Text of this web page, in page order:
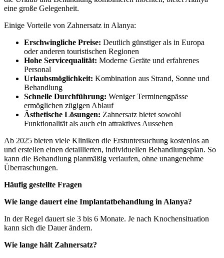
eine große Gelegenheit.
Einige Vorteile von Zahnersatz in Alanya:
Erschwingliche Preise: Deutlich günstiger als in Europa
oder anderen touristischen Regionen
Hohe Servicequalität: Moderne Geräte und erfahrenes
Personal
Urlaubsmöglichkeit: Kombination aus Strand, Sonne und
Behandlung
Schnelle Durchführung: Weniger Terminengpässe
ermöglichen zügigen Ablauf
Ästhetische Lösungen: Zahnersatz bietet sowohl
Funktionalität als auch ein attraktives Aussehen
Ab 2025 bieten viele Kliniken die Erstuntersuchung kostenlos an
und erstellen einen detaillierten, individuellen Behandlungsplan. So
kann die Behandlung planmäßig verlaufen, ohne unangenehme
Überraschungen.
Häufig gestellte Fragen
Wie lange dauert eine Implantatbehandlung in Alanya?
In der Regel dauert sie 3 bis 6 Monate. Je nach Knochensituation
kann sich die Dauer ändern.
Wie lange hält Zahnersatz?